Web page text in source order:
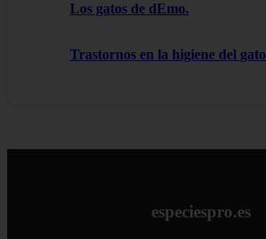
Los gatos de dEmo.
Trastornos en la higiene del gato
especiespro.es